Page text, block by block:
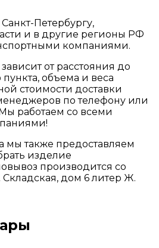
Петербургу,
и в другие регионы РФ
компаниями.
от расстояния до
объема и веса
стоимости доставки
по телефону или
работаем со всеми
мы также предоставляем
изделие
производится со
Складская, дом 6 литер Ж.